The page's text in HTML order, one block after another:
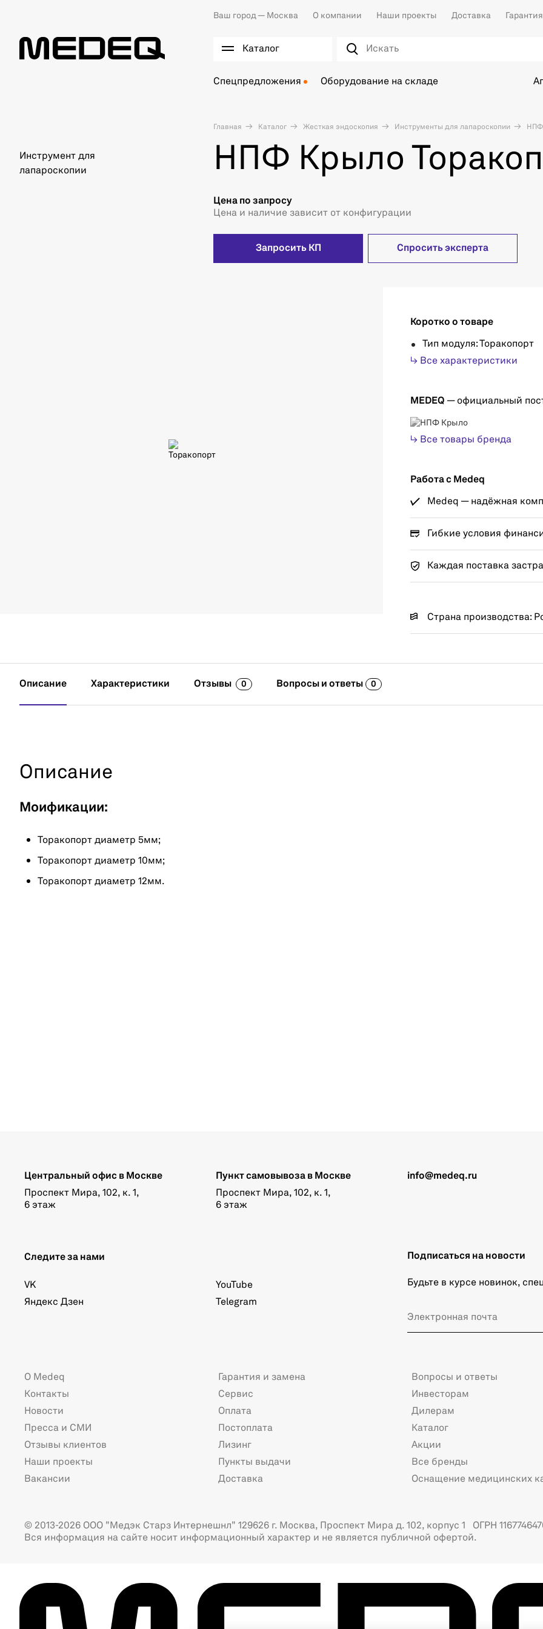
Ваш город — Москва О компании Наши проекты Доставка Гарантия
Каталог
Спецпредложения Оборудование на складе
Главная Каталог Жесткая эндоскопия Инструменты для лапароскопии НПФ
Инструмент для
лапароскопии
НПФ Крыло
Цена по запросу
Цена и наличие зависит от конфигурации
Запросить КП Спросить эксперта
Коротко о товаре
Тип модуля: Торакопорт
↳ Все характеристики
MEDEQ — официальный
↳ Все товары бренда
Работа с Medeq
Medeq — надёжная
Гибкие условия
Каждая поставка
Страна производства:
Описание Характеристики Отзывы 0 Вопросы и ответы 0
Описание
Моификации:
Торакопорт диаметр 5мм;
Торакопорт диаметр 10мм;
Торакопорт диаметр 12мм.
info@medeq.ru
Центральный офис в Москве
Проспект Мира, 102, к. 1,
6 этаж
Пункт самовывоза в Москве
Проспект Мира, 102, к. 1,
6 этаж
Следите за нами
VK
Яндекс Дзен
YouTube
Telegram
Подписаться на новости
Будьте в курсе новинок,
О Medeq
Контакты
Новости
Пресса и СМИ
Отзывы клиентов
Наши проекты
Вакансии
Гарантия и замена
Сервис
Оплата
Постоплата
Лизинг
Пункты выдачи
Доставка
Вопросы и ответы
Инвесторам
Дилерам
Каталог
Акции
Все бренды
Оснащение медицинских
© 2013-2026 ООО "Медэк Старз Интернешнл" 129626 г. Москва, Проспект Мира д. 102, корпус 1 ОГРН
Вся информация на сайте носит информационный характер и не является публичной офертой.